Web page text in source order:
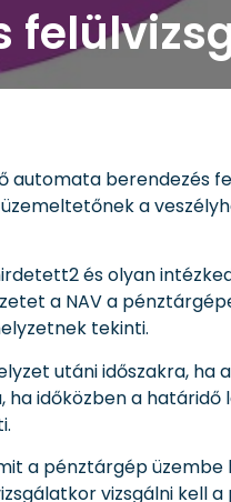
automata berendezés
a
és olyan
a NAV a
tekinti.
utáni időszakra, ha
időközben a határidő
a pénztárgép
vizsgálni kell